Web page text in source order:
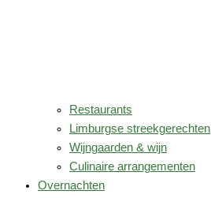
Restaurants
Limburgse streekgerechten
Wijngaarden & wijn
Culinaire arrangementen
Overnachten